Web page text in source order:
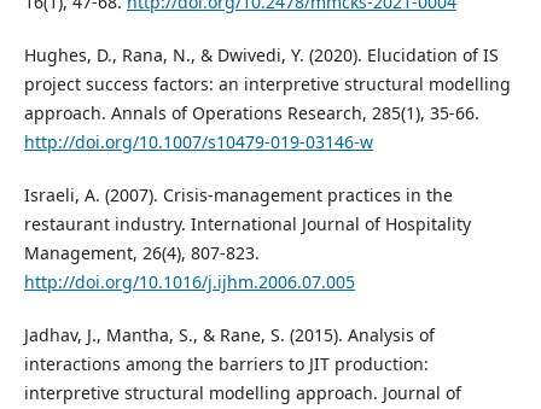
Hughes, D., Rana, N., & Dwivedi, Y. (2020). Elucidation of IS
project success factors: an interpretive structural modelling
approach. Annals of Operations Research, 285(1), 35-66.
http://doi.org/10.1007/s10479-019-03146-w
Israeli, A. (2007). Crisis-management practices in the
restaurant industry. International Journal of Hospitality
Management, 26(4), 807-823.
http://doi.org/10.1016/j.ijhm.2006.07.005
Jadhav, J., Mantha, S., & Rane, S. (2015). Analysis of
interactions among the barriers to JIT production:
interpretive structural modelling approach. Journal of